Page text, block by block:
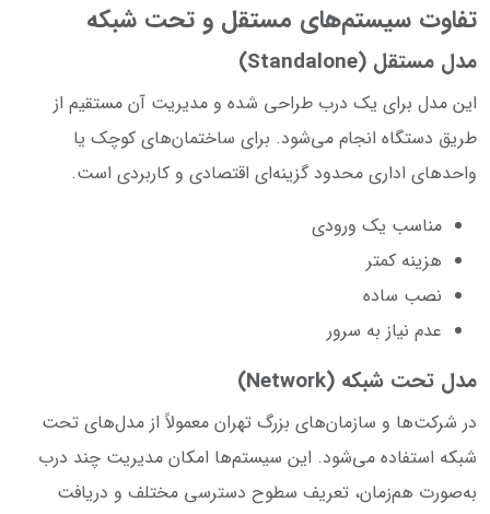
تفاوت سیستم‌های مستقل و تحت شبکه
مدل مستقل (Standalone)
این مدل برای یک درب طراحی شده و مدیریت آن مستقیم از
طریق دستگاه انجام می‌شود. برای ساختمان‌های کوچک یا
واحدهای اداری محدود گزینه‌ای اقتصادی و کاربردی است.
مناسب یک ورودی
هزینه کمتر
نصب ساده
عدم نیاز به سرور
مدل تحت شبکه (Network)
در شرکت‌ها و سازمان‌های بزرگ تهران معمولاً از مدل‌های تحت
شبکه استفاده می‌شود. این سیستم‌ها امکان مدیریت چند درب
به‌صورت هم‌زمان، تعریف سطوح دسترسی مختلف و دریافت